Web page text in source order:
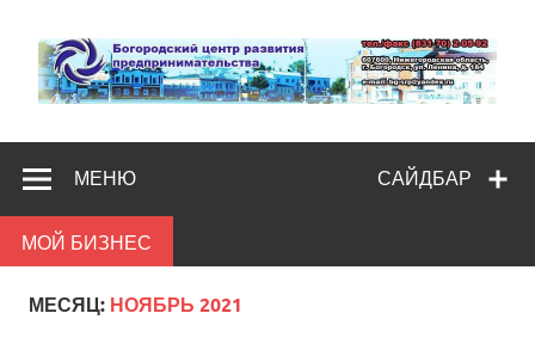
content
САЙДБАР
МЕНЮ
МОЙ БИЗНЕС
МЕСЯЦ: НОЯБРЬ 2021